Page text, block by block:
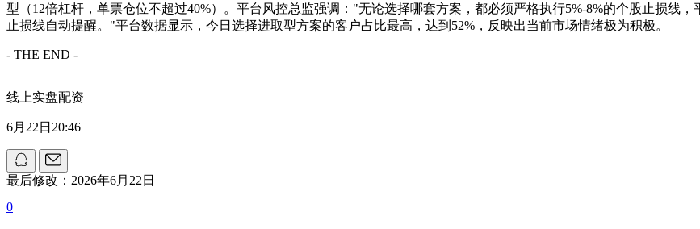
型（12倍杠杆，单票仓位不超过40%）。平台风控总监强调："无论选择哪套方案，都必须严格执行5%-8%的个股止损线
止损线自动提醒。"平台数据显示，今日选择进取型方案的客户占比最高，达到52%，反映出当前市场情绪极为积极。
- THE END -
线上实盘配资
6月22日20:46
最后修改：2026年6月22日
0